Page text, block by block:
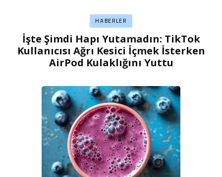
HABERLER
İşte Şimdi Hapı Yutamadın: TikTok
Kullanıcısı Ağrı Kesici İçmek İsterken
AirPod Kulaklığını Yuttu